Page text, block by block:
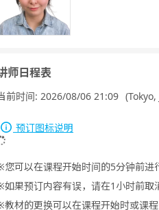
师日程表
前时间: 2026/08/06 21:09
预订图标说明
您可以在课程开始时间的5分钟前进
如果预订内容有误，请在1小时前取
教材的更换可以在课程开始时或课